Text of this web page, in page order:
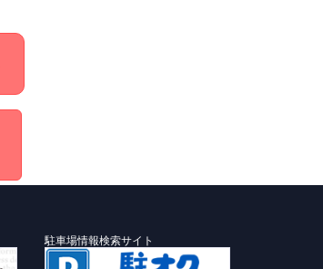
駐車場情報検索サイト